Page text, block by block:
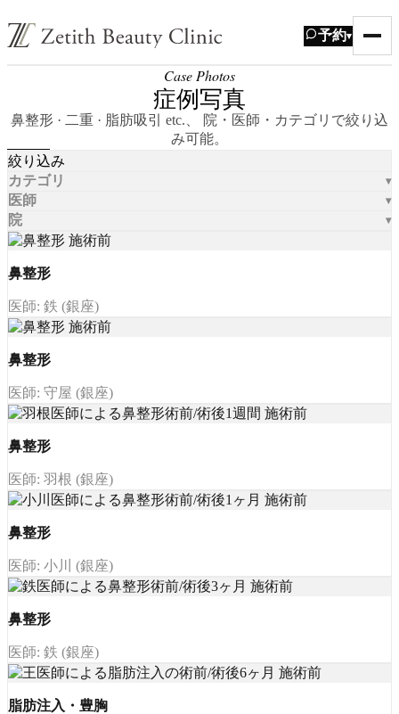
予約▾
Case Photos
症例写真
鼻整形 · 二重 · 脂肪吸引 etc.、 院・医師・カテゴリで絞り込
み可能。
絞り込み
カテゴリ
医師
院
鼻整形
医師: 鉄 (銀座)
鼻整形
医師: 守屋 (銀座)
鼻整形
医師: 羽根 (銀座)
鼻整形
医師: 小川 (銀座)
鼻整形
医師: 鉄 (銀座)
脂肪注入・豊胸